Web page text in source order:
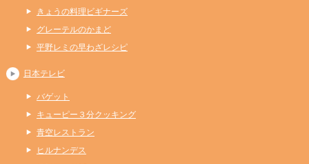
きょうの料理ビギナーズ
グレーテルのかまど
平野レミの早わざレシピ
日本テレビ
バゲット
キューピー３分クッキング
青空レストラン
ヒルナンデス